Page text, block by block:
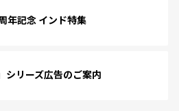
年記念 インド特集
シリーズ広告のご案内